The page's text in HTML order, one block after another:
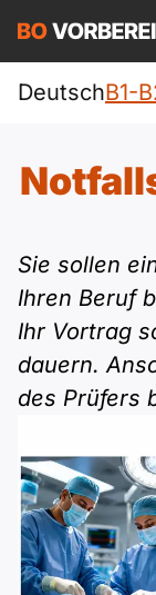
Pflege (telc)
Allgemein
Beruf
telc
Goethe
ÖIF
ÖSD
Deutsch
Englisch
Türkisch
Polnisch
A1 DTZ
A1 telc
A1 Goethe
A1 ÖIF
A2
A2 DTZ
A2 telc
A2 Goethe
A2 ÖIF
B1
B1
B1 Beruf
B1 telc
B2
B2 Beruf
B2 telc
Webinare
Mehr Tools
DeutschB1-
Sie sollen
Ihren Beruf
Ihr Vortrag
dauern.
des Prüfers